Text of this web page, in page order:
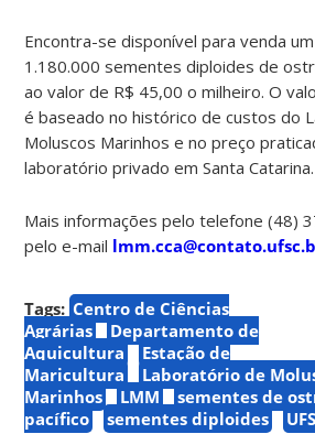
Encontra-se disponível para venda
1.180.000 sementes diploides de
ao valor de R$ 45,00 o milheiro. O
é baseado no histórico de custos do
Moluscos Marinhos e no preço
laboratório privado em Santa Catarina.
Mais informações pelo telefone (48)
pelo e-mail
Tags: Centro de Ciências
Agrárias
Departamento de
Aquicultura
Estação de
Maricultura
Laboratório de
Marinhos
LMM
sementes de
pacífico
sementes diploides